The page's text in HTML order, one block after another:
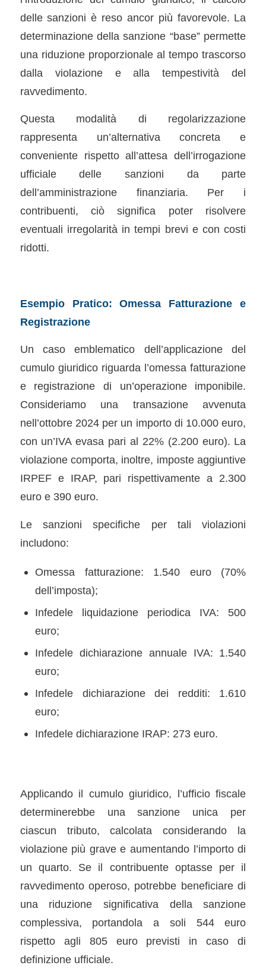
delle sanzioni è reso ancor più favorevole. La
determinazione della sanzione “base” permette
una riduzione proporzionale al tempo trascorso
dalla violazione e alla tempestività del
ravvedimento.
Questa modalità di regolarizzazione
rappresenta un’alternativa concreta e
conveniente rispetto all’attesa dell’irrogazione
ufficiale delle sanzioni da parte
dell’amministrazione finanziaria. Per i
contribuenti, ciò significa poter risolvere
eventuali irregolarità in tempi brevi e con costi
ridotti.
Esempio Pratico: Omessa Fatturazione e
Registrazione
Un caso emblematico dell’applicazione del
cumulo giuridico riguarda l’omessa fatturazione
e registrazione di un’operazione imponibile.
Consideriamo una transazione avvenuta
nell’ottobre 2024 per un importo di 10.000 euro,
con un’IVA evasa pari al 22% (2.200 euro). La
violazione comporta, inoltre, imposte aggiuntive
IRPEF e IRAP, pari rispettivamente a 2.300
euro e 390 euro.
Le sanzioni specifiche per tali violazioni
includono:
Omessa fatturazione: 1.540 euro (70%
dell’imposta);
Infedele liquidazione periodica IVA: 500
euro;
Infedele dichiarazione annuale IVA: 1.540
euro;
Infedele dichiarazione dei redditi: 1.610
euro;
Infedele dichiarazione IRAP: 273 euro.
Applicando il cumulo giuridico, l’ufficio fiscale
determinerebbe una sanzione unica per
ciascun tributo, calcolata considerando la
violazione più grave e aumentando l’importo di
un quarto. Se il contribuente optasse per il
ravvedimento operoso, potrebbe beneficiare di
una riduzione significativa della sanzione
complessiva, portandola a soli 544 euro
rispetto agli 805 euro previsti in caso di
definizione ufficiale.